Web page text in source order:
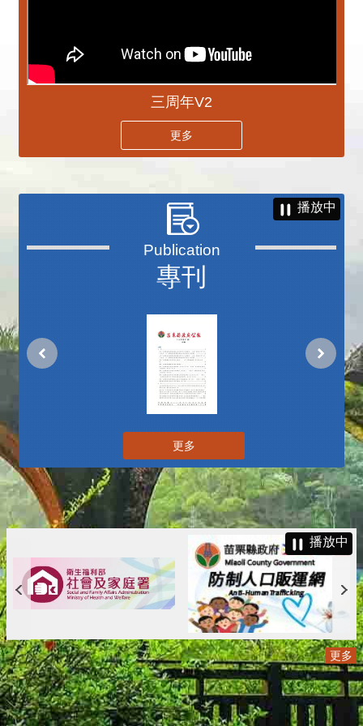
三周年V2
更多
專刊
播放中
更多
播放中
更多